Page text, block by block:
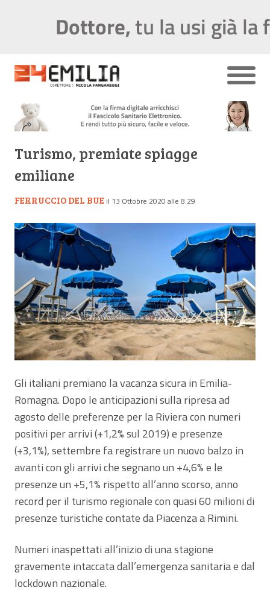
Turismo, premiate spiagge
emiliane
FERRUCCIO DEL BUE il 13 Ottobre 2020 alle 8:29
Gli italiani premiano la vacanza sicura in Emilia-
Romagna. Dopo le anticipazioni sulla ripresa ad
agosto delle preferenze per la Riviera con numeri
positivi per arrivi (+1,2% sul 2019) e presenze
(+3,1%), settembre fa registrare un nuovo balzo in
avanti con gli arrivi che segnano un +4,6% e le
presenze un +5,1% rispetto all’anno scorso, anno
record per il turismo regionale con quasi 60 milioni di
presenze turistiche contate da Piacenza a Rimini.
Numeri inaspettati all’inizio di una stagione
gravemente intaccata dall’emergenza sanitaria e dal
lockdown nazionale.